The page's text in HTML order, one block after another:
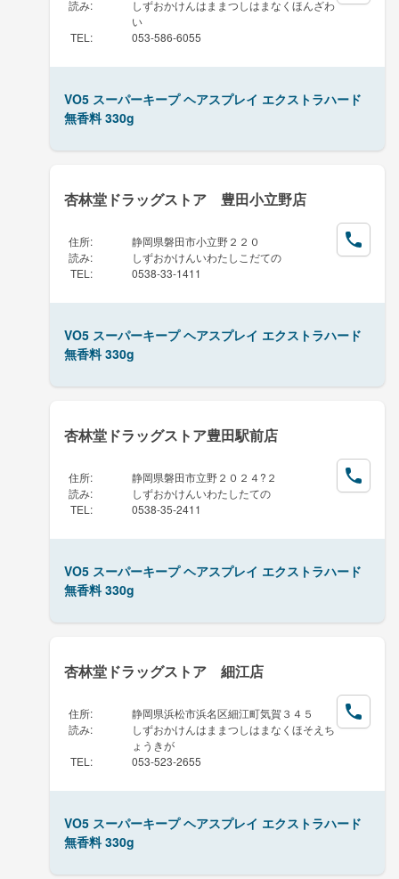
読み:
しずおかけんはままつしはまなくほんざわ
い
TEL : 053-586-6055
VO5 スーパーキープ ヘアスプレイ エクストラハード
無香料 330g
杏林堂ドラッグストア 豊田小立野店
住所:
静岡県磐田市小立野２２０
読み:
しずおかけんいわたしこだての
TEL : 0538-33-1411
VO5 スーパーキープ ヘアスプレイ エクストラハード
無香料 330g
杏林堂ドラッグストア豊田駅前店
住所:
静岡県磐田市立野２０２４?２
読み:
しずおかけんいわたしたての
TEL : 0538-35-2411
VO5 スーパーキープ ヘアスプレイ エクストラハード
無香料 330g
杏林堂ドラッグストア 細江店
住所:
静岡県浜松市浜名区細江町気賀３４５
読み:
しずおかけんはままつしはまなくほそえち
ょうきが
TEL : 053-523-2655
VO5 スーパーキープ ヘアスプレイ エクストラハード
無香料 330g